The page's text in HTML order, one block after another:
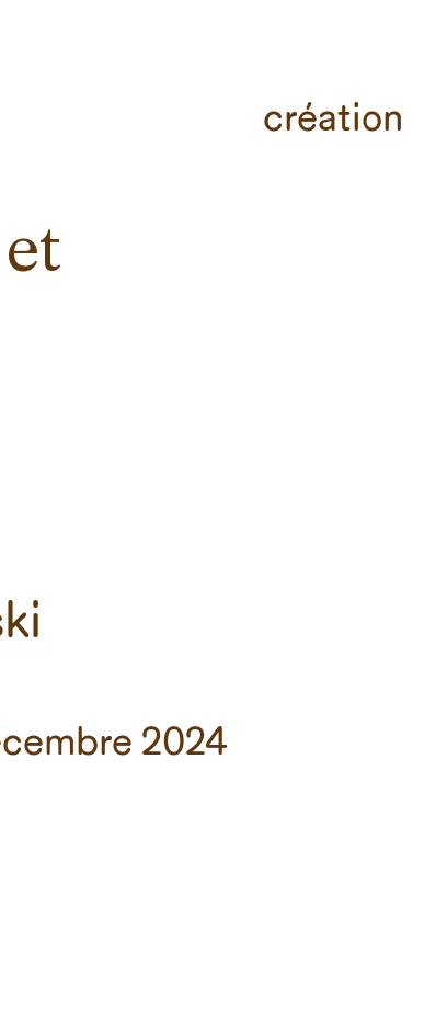
création
2024